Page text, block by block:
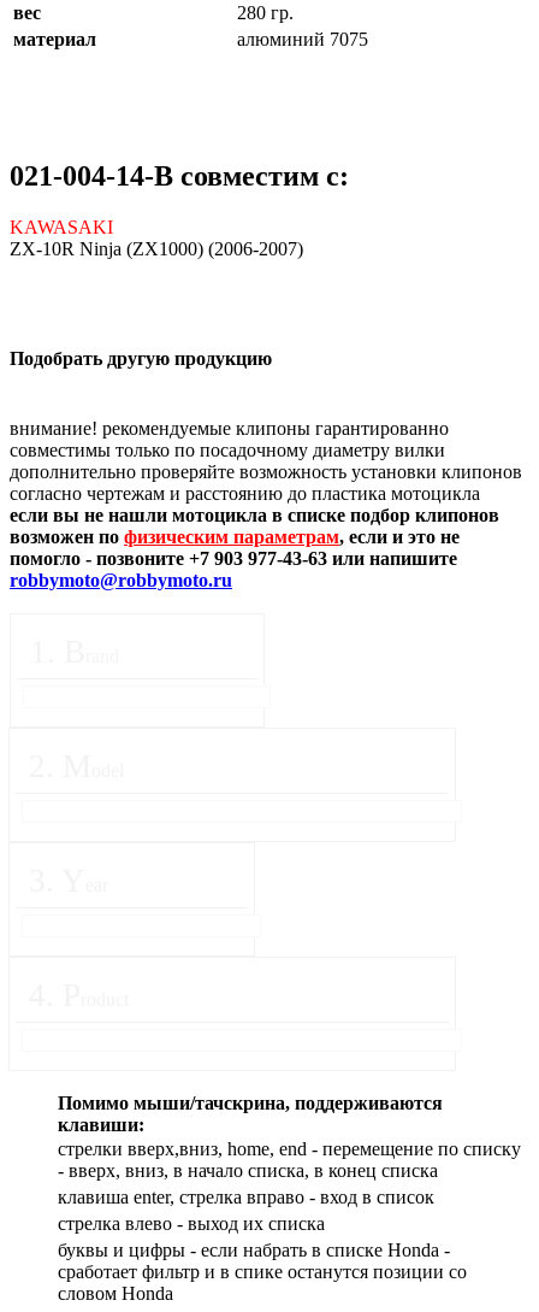
вес
280 гр.
материал
алюминий 7075
021-004-14-B совместим с:
KAWASAKI
ZX-10R Ninja (ZX1000) (2006-2007)
Подобрать другую продукцию
внимание! рекомендуемые клипоны гарантированно
совместимы только по посадочному диаметру вилки
дополнительно проверяйте возможность установки клипонов
согласно чертежам и расстоянию до пластика мотоцикла
если вы не нашли мотоцикла в списке подбор клипонов
возможен по физическим параметрам, если и это не
помогло - позвоните +7 903 977-43-63 или напишите
robbymoto@robbymoto.ru
Помимо мыши/тачскрина, поддерживаются
клавиши:
стрелки вверх,вниз, home, end - перемещение по списку
- вверх, вниз, в начало списка, в конец списка
клавиша enter, стрелка вправо - вход в список
cтрелка влево - выход их списка
буквы и цифры - если набрать в списке Honda -
сработает фильтр и в спике останутся позиции со
словом Honda